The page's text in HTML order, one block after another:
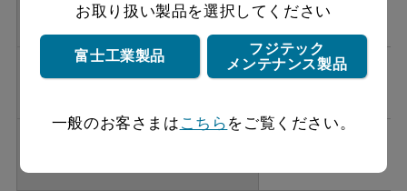
FVA-7561L W オープン価格
お取り扱い製品を選択してください
富士工業製品
フジテック
メンテナンス製品
一般のお客さまは こちら をご覧ください。